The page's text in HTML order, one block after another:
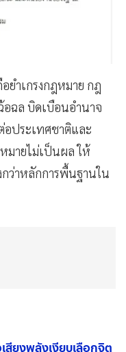
ยำเกรงกฎหมาย กฎ
อฉล บิดเบือนอำนาจ
ประเทศชาติและ
มายไม่เป็นผล ให้
ว่าหลักการพื้นฐานใน
สียงพลังเงียบเลือกจิต